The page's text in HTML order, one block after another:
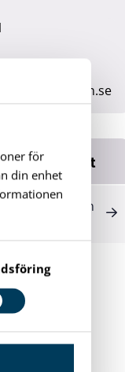
för
din enhet
dokument